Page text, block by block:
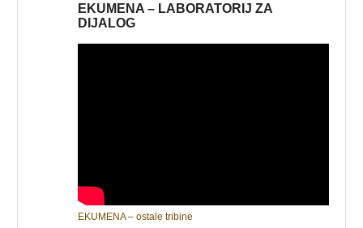
EKUMENA – LABORATORIJ ZA
DIJALOG
EKUMENA – ostale tribine